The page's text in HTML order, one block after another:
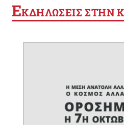
ΕΚΔΗΛΩΣΕΙΣ ΣΤΗΝ